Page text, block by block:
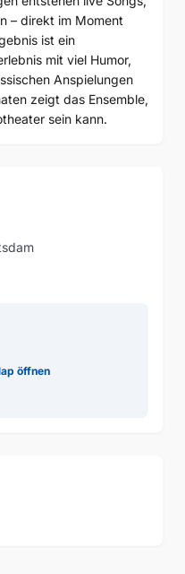
– direkt im Moment
ist ein
mit viel Humor,
Anspielungen
zeigt das Ensemble,
sein kann.
öffnen